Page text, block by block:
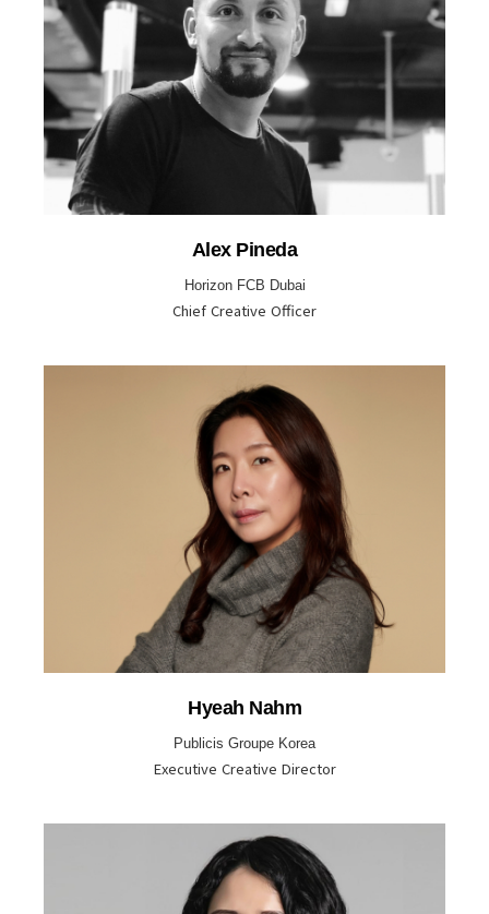
Alex Pineda
Horizon FCB Dubai
Chief Creative Officer
Hyeah Nahm
Publicis Groupe Korea
Executive Creative Director